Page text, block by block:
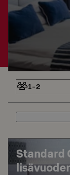
1-2
Standard